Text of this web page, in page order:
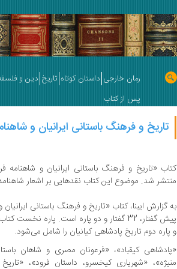
رمان خارجی داستان کوتاه تاریخ دین و
پس از کتاب
تاریخ و فرهنگ باستانی ایرانیان و
کتاب «تاریخ و فرهنگ باستانی ایرانیان و
منتشر شد. موضوع این کتاب نقدهایی بر اشعار
به گزارش ایبنا، کتاب «تاریخ و فرهنگ باستانی
پیش گفتار، 32 گفتار و دو پاره است. پاره
و پاره دوم تاریخ پادشاهی کیانیان را شامل می‌شود.
«پادشاهی کیقباد»، «فرعونان مصری و شاهان
منیژه»، «شهریاری کیخسرو، داستان فرود»،